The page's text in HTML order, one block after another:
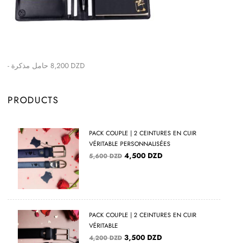
- حامل مذكرة 8,200 DZD
PRODUCTS
PACK COUPLE | 2 CEINTURES EN CUIR
VÉRITABLE PERSONNALISÉES
5,600DZD 4,500 DZD
PACK COUPLE | 2 CEINTURES EN CUIR
VÉRITABLE
4,200DZD 3,500 DZD